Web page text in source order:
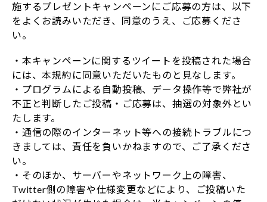
施するプレゼントキャンペーンにご応募の方は、以下
をよくお読みいただき、同意のうえ、ご応募くださ
い。
・本キャンペーンに関するツイートを投稿された場合
には、本規約に同意いただいたものと見なします。
・プログラムによる自動投稿、データ操作等で弊社が
不正と判断したご投稿・ご応募は、抽選の対象外とい
たします。
・通信の際のインターネット等への接続トラブルにつ
きましては、責任を負いかねますので、ご了承くださ
い。
・そのほか、サーバーやネットワーク上の障害、
Twitter側の障害や仕様変更などにより、ご投稿いた